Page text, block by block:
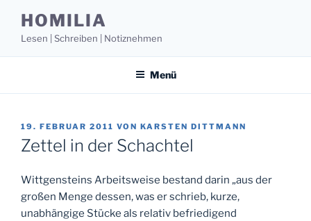
Inhalt
springen
HOMILIA
Lesen | Schreiben | Notiznehmen
Menü
VERÖFFENTLICHT
AM
19. FEBRUAR 2011 VON KARSTEN DITTMANN
Zettel in der Schachtel
Wittgensteins Arbeitsweise bestand darin „aus der
großen Menge dessen, was er schrieb, kurze,
unabhängige Stücke als relativ befriedigend